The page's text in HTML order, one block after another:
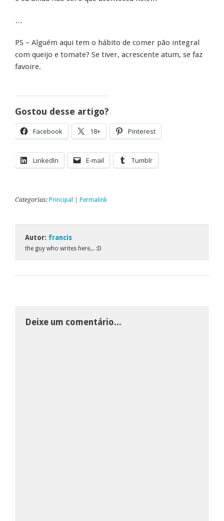
…
PS – Alguém aqui tem o hábito de comer pão integral
com queijo e tomate? Se tiver, acrescente atum, se faz
favoire.
Gostou desse artigo?
Facebook 18+ Pinterest
LinkedIn E-mail Tumblr
Categorias: Principal Permalink
Autor: francis
the guy who writes here... :D
Deixe um comentário...